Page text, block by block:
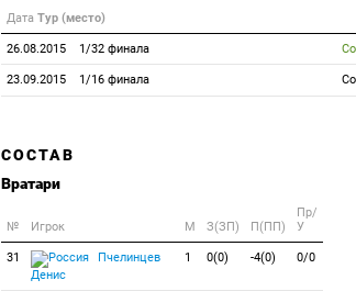
Дата Тур (место)
26.08.2015 1/32 финала
23.09.2015 1/16 финала
СОСТАВ
Вратари
№ Игрок M З(ЗП) П(ПП)
Пр/
У
31
Пчелинцев
Денис
1 0(0) -4(0) 0/0